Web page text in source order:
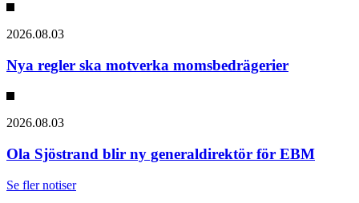
2026.08.03
Nya regler ska motverka momsbedrägerier
2026.08.03
Ola Sjöstrand blir ny generaldirektör för EBM
Se fler notiser